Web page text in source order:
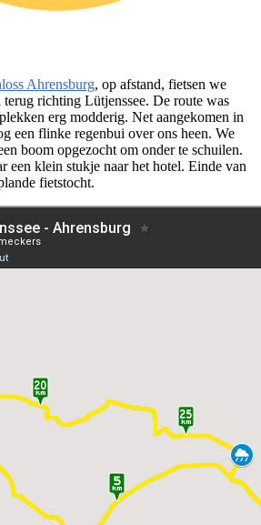
Ahrensburg, op afstand, fietsen we
richting Lütjenssee. De route was
erg modderig. Net aangekomen in
een flinke regenbui over ons heen. We
boom opgezocht om onder te schuilen.
een klein stukje naar het hotel. Einde van
fietstocht.